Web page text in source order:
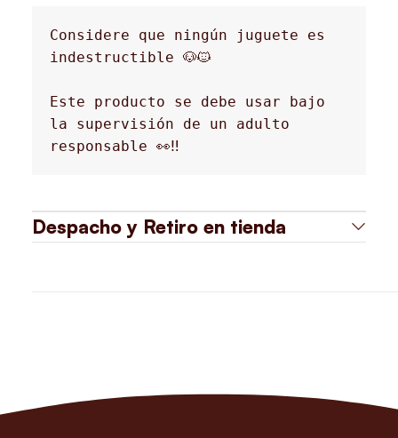
Considere que ningún juguete es
indestructible 🐶🐱
Este producto se debe usar bajo
la supervisión de un adulto
responsable 👀‼️
Despacho y Retiro en tienda